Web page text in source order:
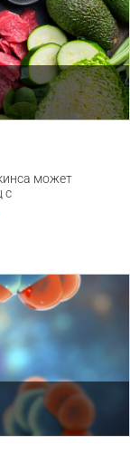
может
с